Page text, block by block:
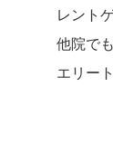
レント
他院で
エリー